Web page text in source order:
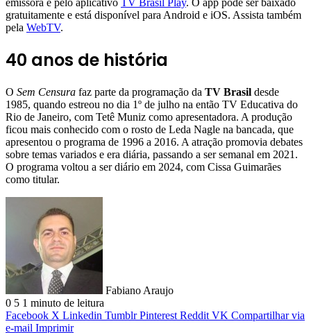
emissora e pelo aplicativo TV Brasil Play. O app pode ser baixado
gratuitamente e está disponível para Android e iOS. Assista também
pela WebTV.
40 anos de história
O Sem Censura faz parte da programação da TV Brasil desde
1985, quando estreou no dia 1º de julho na então TV Educativa do
Rio de Janeiro, com Tetê Muniz como apresentadora. A produção
ficou mais conhecido com o rosto de Leda Nagle na bancada, que
apresentou o programa de 1996 a 2016. A atração promovia debates
sobre temas variados e era diária, passando a ser semanal em 2021.
O programa voltou a ser diário em 2024, com Cissa Guimarães
como titular.
Fabiano Araujo
0 5 1 minuto de leitura
Facebook X Linkedin Tumblr Pinterest Reddit VK Compartilhar via
e-mail Imprimir